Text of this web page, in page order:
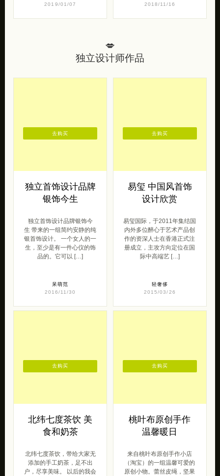
2019/01/07 2018/11/16
💋
独立设计师作品
独立首饰设计品牌
银饰今生
独立首饰设计品牌银饰今
生 带来的一组简约安静的纯
银首饰设计。 一个女人的一
生，至少是有一件心仪的饰
品的。它可以 […]
呆萌范
2016/11/30
去购买
易玺 中国风首饰
设计欣赏
易玺国际，于2011年集结国
内外多位醉心于艺术产品创
作的资深人士在香港正式注
册成立，主攻方向定位在国
际中高端艺 […]
轻奢侈
2015/03/26
去购买
北纬七度茶饮 美
食和奶茶
北纬七度茶饮，带给大家无
添加的手工奶茶，足不出
户，尽享美味。 以后的我会
去购买
桃叶布原创手作
温馨暖日
来自桃叶布原创手作小店
（淘宝）的一组温馨可爱的
原创小物。蕾丝皮绳，坚果
去购买